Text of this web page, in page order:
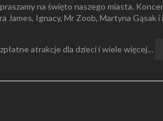
na święto naszego miasta.
James, Ignacy, Mr Zoob, Martyna Gąsak i
atrakcje dla dzieci i wiele więcej…